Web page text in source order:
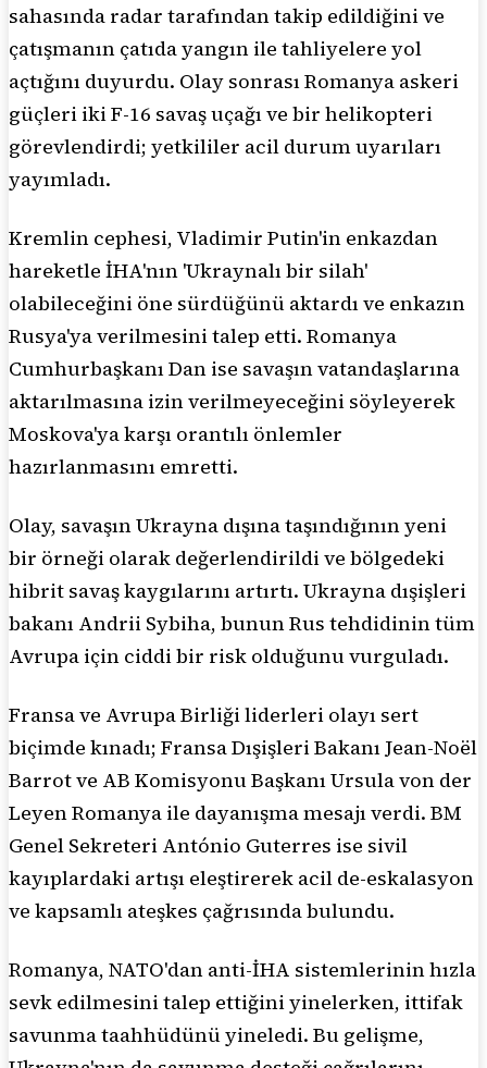
sahasında radar tarafından takip edildiğini ve
çatışmanın çatıda yangın ile tahliyelere yol
açtığını duyurdu. Olay sonrası Romanya askeri
güçleri iki F-16 savaş uçağı ve bir helikopteri
görevlendirdi; yetkililer acil durum uyarıları
yayımladı.
Kremlin cephesi, Vladimir Putin'in enkazdan
hareketle İHA'nın 'Ukraynalı bir silah'
olabileceğini öne sürdüğünü aktardı ve enkazın
Rusya'ya verilmesini talep etti. Romanya
Cumhurbaşkanı Dan ise savaşın vatandaşlarına
aktarılmasına izin verilmeyeceğini söyleyerek
Moskova'ya karşı orantılı önlemler
hazırlanmasını emretti.
Olay, savaşın Ukrayna dışına taşındığının yeni
bir örneği olarak değerlendirildi ve bölgedeki
hibrit savaş kaygılarını artırtı. Ukrayna dışişleri
bakanı Andrii Sybiha, bunun Rus tehdidinin tüm
Avrupa için ciddi bir risk olduğunu vurguladı.
Fransa ve Avrupa Birliği liderleri olayı sert
biçimde kınadı; Fransa Dışişleri Bakanı Jean-Noël
Barrot ve AB Komisyonu Başkanı Ursula von der
Leyen Romanya ile dayanışma mesajı verdi. BM
Genel Sekreteri António Guterres ise sivil
kayıplardaki artışı eleştirerek acil de-eskalasyon
ve kapsamlı ateşkes çağrısında bulundu.
Romanya, NATO'dan anti-İHA sistemlerinin hızla
sevk edilmesini talep ettiğini yinelerken, ittifak
savunma taahhüdünü yineledi. Bu gelişme,